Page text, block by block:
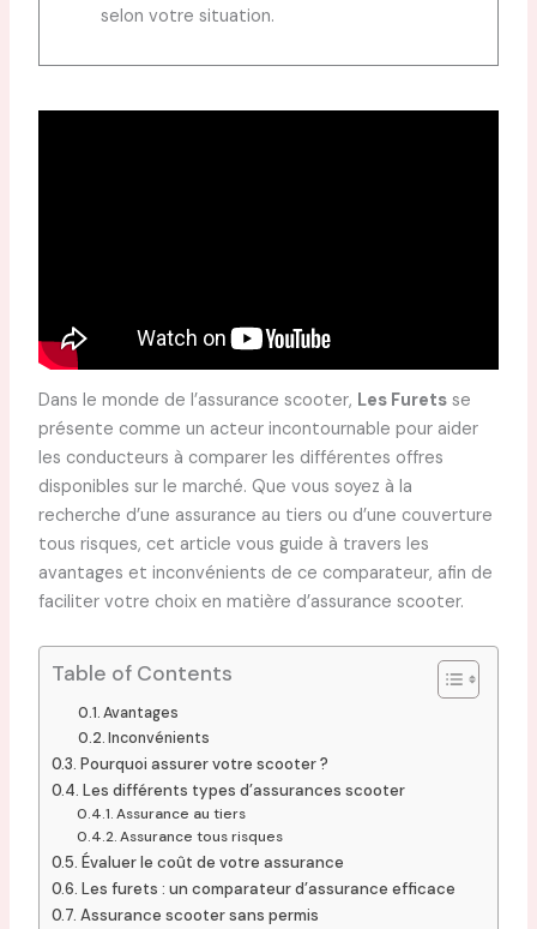
selon votre situation.
Dans le monde de l’assurance scooter, Les Furetsse
présente comme un acteur incontournable pour aider
les conducteurs à comparer les différentes offres
disponibles sur le marché. Que vous soyez à la
recherche d’une assurance au tiers ou d’une couverture
tous risques, cet article vous guide à travers les
avantages et inconvénients de ce comparateur, afin de
faciliter votre choix en matière d’assurance scooter.
Table of Contents
Avantages
Inconvénients
Pourquoi assurer votre scooter ?
Les différents types d’assurances scooter
Assurance au tiers
Assurance tous risques
Évaluer le coût de votre assurance
Les furets : un comparateur d’assurance efficace
Assurance scooter sans permis